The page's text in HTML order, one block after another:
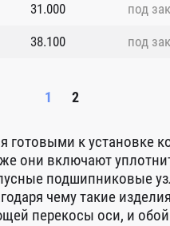
31.000 под
38.100 под
1 2
к установке
они включают
подшипниковые
чему такие
перекосы оси, и